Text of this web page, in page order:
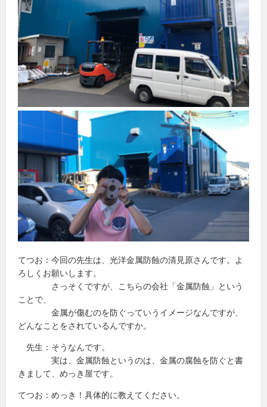
てつお：今回の先生は、光洋金属防蝕の清見原さんです。よ
ろしくお願いします。
さっそくですが、こちらの会社「金属防蝕」という
ことで、
金属が傷むのを防ぐっていうイメージなんですが、
どんなことをされているんですか。
先生：そうなんです。
実は、金属防蝕というのは、金属の腐蝕を防ぐと書
きまして、めっき屋です。
てつお：めっき！具体的に教えてください。